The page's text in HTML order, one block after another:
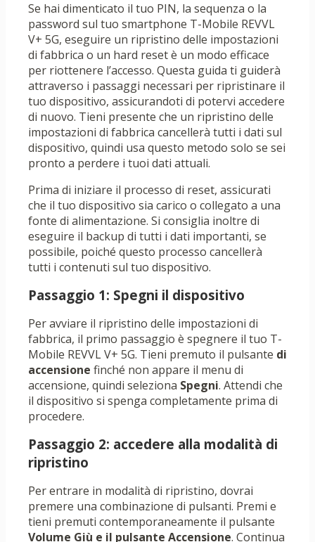
Se hai dimenticato il tuo PIN, la sequenza o la
password sul tuo smartphone T-Mobile REVVL
V+ 5G, eseguire un ripristino delle impostazioni
di fabbrica o un hard reset è un modo efficace
per riottenere l’accesso. Questa guida ti guiderà
attraverso i passaggi necessari per ripristinare il
tuo dispositivo, assicurandoti di potervi accedere
di nuovo. Tieni presente che un ripristino delle
impostazioni di fabbrica cancellerà tutti i dati sul
dispositivo, quindi usa questo metodo solo se sei
pronto a perdere i tuoi dati attuali.
Prima di iniziare il processo di reset, assicurati
che il tuo dispositivo sia carico o collegato a una
fonte di alimentazione. Si consiglia inoltre di
eseguire il backup di tutti i dati importanti, se
possibile, poiché questo processo cancellerà
tutti i contenuti sul tuo dispositivo.
Passaggio 1: Spegni il dispositivo
Per avviare il ripristino delle impostazioni di
fabbrica, il primo passaggio è spegnere il tuo T-
Mobile REVVL V+ 5G. Tieni premuto il pulsante di
accensione finché non appare il menu di
accensione, quindi seleziona Spegni. Attendi che
il dispositivo si spenga completamente prima di
procedere.
Passaggio 2: accedere alla modalità di
ripristino
Per entrare in modalità di ripristino, dovrai
premere una combinazione di pulsanti. Premi e
tieni premuti contemporaneamente il pulsante
Volume Giù e il pulsante Accensione. Continua